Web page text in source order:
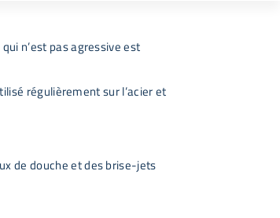
n’est pas agressive est
régulièrement sur l’acier et
de douche et des brise-jets